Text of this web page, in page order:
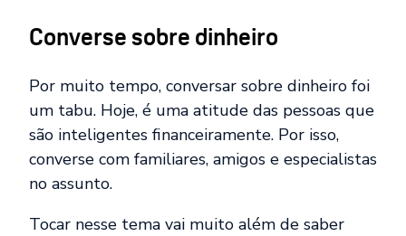
Converse sobre dinheiro
Por muito tempo, conversar sobre dinheiro foi
um tabu. Hoje, é uma atitude das pessoas que
são inteligentes financeiramente. Por isso,
converse com familiares, amigos e especialistas
no assunto.
Tocar nesse tema vai muito além de saber